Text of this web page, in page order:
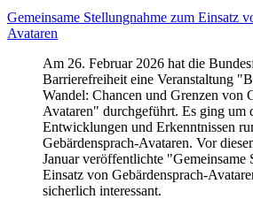
Gemeinsame Stellungnahme zum Einsatz
Avataren
Am 26. Februar 2026 hat die
Barrierefreiheit eine Veranstaltung
Wandel: Chancen und Grenzen von
Avataren" durchgeführt. Es ging um
Entwicklungen und Erkenntnissen
Gebärdensprach-Avataren. Vor
Januar veröffentlichte "Gemeinsame
Einsatz von Gebärdensprach-
sicherlich interessant.